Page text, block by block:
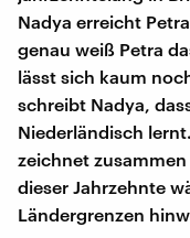
Nadya erreicht
genau weiß Petra
lässt sich kaum
schreibt Nadya,
Niederländisch
zeichnet
dieser Jahrzehnte
Ländergrenzen